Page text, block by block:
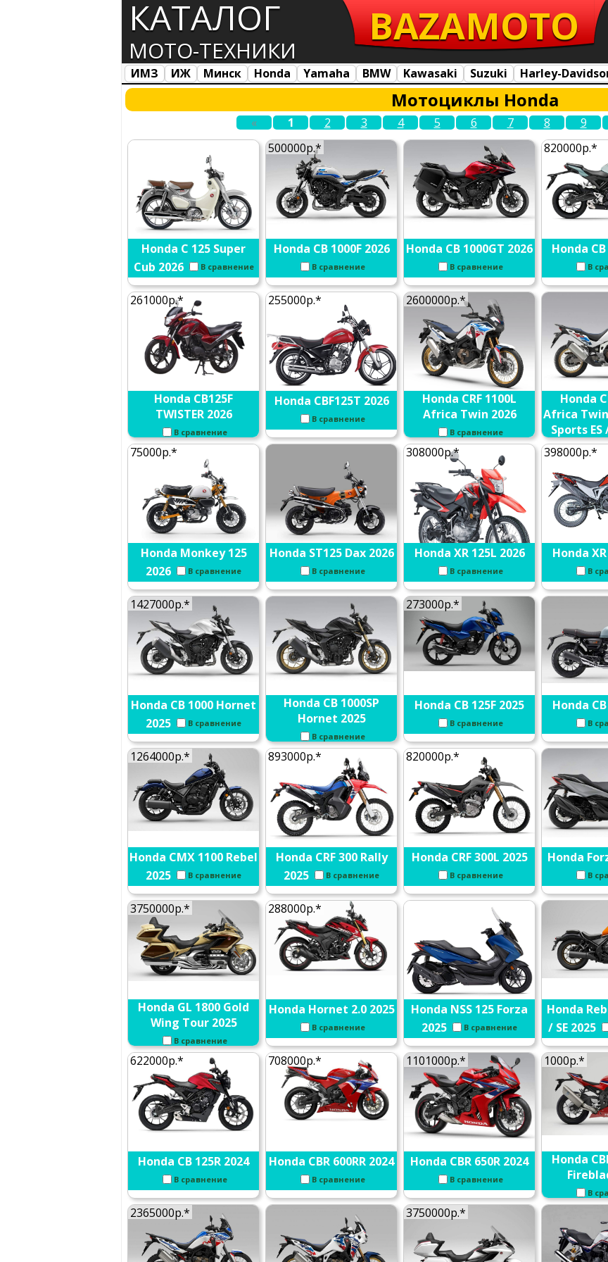
КАТАЛОГ
МОТО-ТЕХНИКИ
BAZAMOTO
ИМЗ ИЖ Минск Honda Yamaha BMW Kawasaki Suzuki Harley-
Все марки
Загрузка... Мотоциклы Honda
« 1 2 3 4 5 6 7 8 9
Honda C 125 Super
Cub 2026
В сравнение
500000р.*
Honda CB 1000F 2026
В сравнение
Honda CB 1000GT 2026
В сравнение
820000р.*
Honda
В
261000р.*
Honda CB125F
TWISTER 2026
В сравнение
255000р.*
Honda CBF125T 2026
В сравнение
2600000р.*
Honda CRF 1100L
Africa Twin 2026
В сравнение
Honda
Africa
Sports ES
В
75000р.*
Honda Monkey 125
2026
В сравнение
Honda ST125 Dax 2026
В сравнение
308000р.*
Honda XR 125L 2026
В сравнение
398000р.*
Honda
В
1427000р.*
Honda CB 1000 Hornet
2025
В сравнение
Honda CB 1000SP
Hornet 2025
В сравнение
273000р.*
Honda CB 125F 2025
В сравнение
Honda
В
1264000р.*
Honda CMX 1100 Rebel
2025
В сравнение
893000р.*
Honda CRF 300 Rally
2025
В сравнение
820000р.*
Honda CRF 300L 2025
В сравнение
Honda
В
3750000р.*
Honda GL 1800 Gold
Wing Tour 2025
В сравнение
288000р.*
Honda Hornet 2.0 2025
В сравнение
Honda NSS 125 Forza
2025
В сравнение
Honda
/ SE 2025
622000р.*
Honda CB 125R 2024
В сравнение
708000р.*
Honda CBR 600RR 2024
В сравнение
1101000р.*
Honda CBR 650R 2024
В сравнение
1000р.*
Honda
В
2365000р.* 3750000р.*